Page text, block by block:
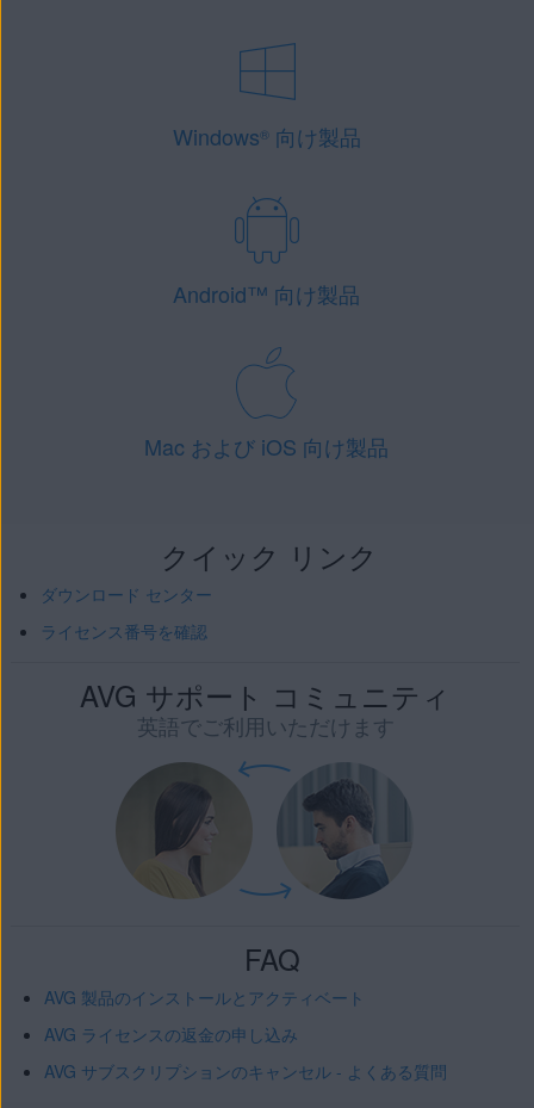
Windows®向け製品
Android™ 向け製品
Mac および iOS 向け製品
クイック リンク
ダウンロード センター
ライセンス番号を確認
AVG サポート コミュニティ
英語でご利用いただけます
FAQ
AVG 製品のインストールとアクティベート
AVG ライセンスの返金の申し込み
AVG サブスクリプションのキャンセル - よくある質問